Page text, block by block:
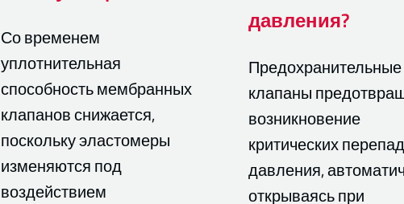
Со временем
уплотнительная
способность мембранных
клапанов снижается,
поскольку эластомеры
изменяются под
воздействием
давления?
Предохранительные
клапаны
возникновение
критических
давления,
открываясь при